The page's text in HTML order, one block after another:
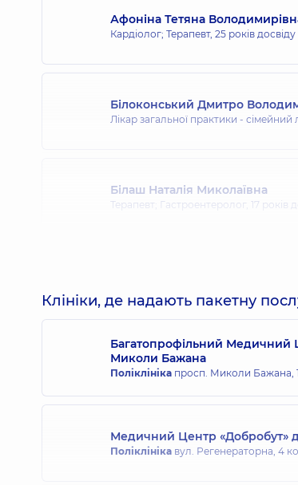
Афоніна Тетяна
Кардіолог; Терапевт, 25 років досвіду
Білоконський Дмитро
Лікар загальної практики - сімейний
Білаш Наталія Миколаївна
Терапевт; Гастроентеролог, 17 років
Бородіна Олена
Лікар загальної практики - сімейний
ультразвукової діагностики; Терапевт,
Бурлаченко Лілія Олегівна
Кардіолог; Терапевт, 25 років досвіду
Клініки, де надають пакетну
Багатопрофільний Медичний
Миколи Бажана
Поліклініка просп. Миколи Бажана,
Медичний Центр «Добробут»
Поліклініка вул. Регенераторна, 4